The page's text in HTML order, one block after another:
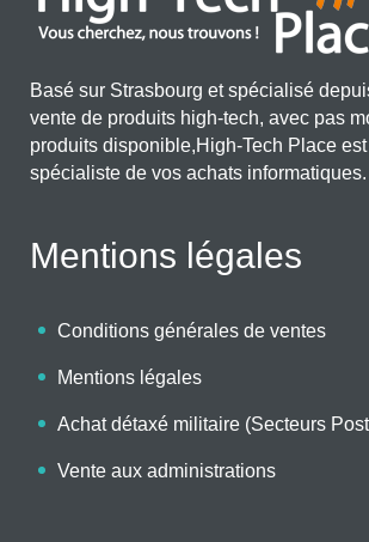
Basé sur Strasbourg et spécialisé
vente de produits high-tech, avec pas
produits disponible,High-Tech Place
spécialiste de vos achats informatiques.
Mentions légales
Conditions générales de ventes
Mentions légales
Achat détaxé militaire (Secteurs
Vente aux administrations